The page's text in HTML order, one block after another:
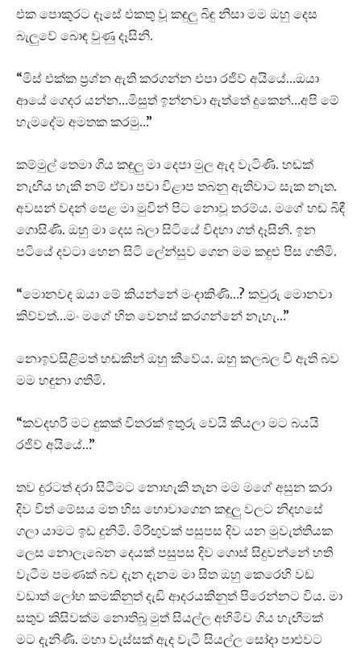
එක පොකුරට දෑසේ එකතු වූ කඳුලු බිඳු නිසා මම ඔහු දෙස
බැලුවේ බොඳ වුණු දෑසිනි.
“මිස් එක්ක ප්‍රශ්න ඇති කරගන්න එපා රජිව් අයියේ…ඔයා
ආයේ ගෙදර යන්න…මිසුත් ඉන්නවා ඇත්තේ දුකෙන්…අපි මේ
හැමදේම අමතක කරමු…”
කම්මුල් තෙමා ගිය කඳුලු මා දෙපා මුල ඇද වැටිණි. හඬක්
නැඟිය හැකි නම් ඒවා පවා විළාප තබනු ඇතිවාට සැක නැත.
අවසන් වදන් පෙළ මා මුවින් පිට නොවූ තරම්ය. මගේ හඬ බිඳී
ගොසිණි. ඔහු මා දෙස බලා සිටියේ විදහා ගත් දෑසිනි. ඉන
පටියේ දවටා හෙන සිටි ලේන්සුව ගෙන මම කඳුළු පිස ගතිමි.
“මොනවද ඔයා මේ කියන්නේ මංදාකිණි…? කවුරු මොනවා
කිව්වත්…මං මගේ හිත වෙනස් කරගන්නේ නැහැ…”
නොඉවසිළිමත් හඬකින් ඔහු කීවේය. ඔහු කලබල වී ඇති බව
මම හඳුනා ගතිමි.
“කවදහරි මට දුකක් විතරක් ඉතුරු වෙයි කියලා මට බයයි
රජිව් අයියේ…”
තව දුරටත් දරා සිටීමට නොහැකි තැන මම මගේ අසුන කරා
දිව විත් මේසය මත හිස හොවාගෙන කඳුලු වලට නිදහසේ
ගලා යාමට ඉඩ දුනිමි. මිරිඟුවක් පසුපස දිව යන මුවැත්තියක
ලෙස නොලැබෙන දෙයක් පසුපස දිව ගොස් සිදුවන්නේ හති
වැටීම පමණක් බව දැන දැනම මා සිත ඔහු කෙරෙහි වඩ
වඩාත් ලෝභ කමකිනුත් දැඩි ආදරයකිනුත් පිරෙන්නට විය. මා
සතුව කිසිවක්ම නොතිබූ මුත් සියල්ල අහිමිව ගිය හැඟීමක්
මට දැනිණි. මහා වැස්සක් ඇද වැටී සියල්ල සෝදා පාළුවට